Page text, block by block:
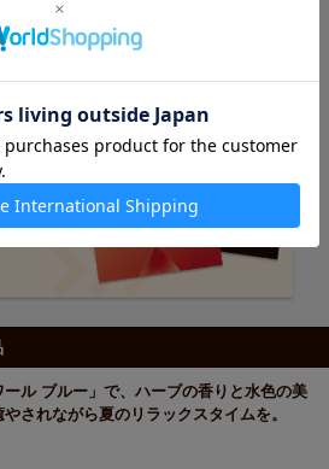
ール ブルー」で、ハーブの香りと水色の美
やされながら夏のリラックスタイムを。